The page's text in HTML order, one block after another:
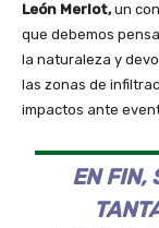
León Merlot,un
que debemos
la naturaleza y
las zonas de
impactos ante
EN FIN,